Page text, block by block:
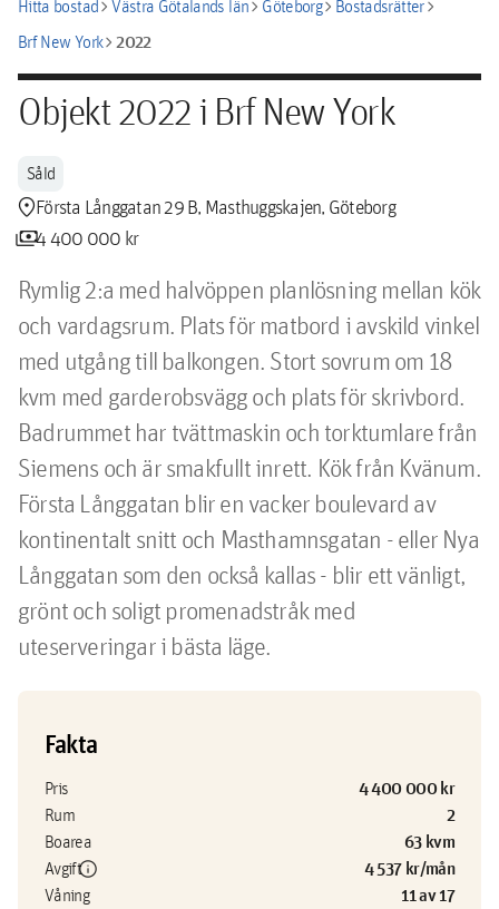
Hitta bostadchevron_rightVästra Götalands länchevron_rightGöteborgchevron_rightBostadsrätterchevron_right
Brf New Yorkchevron_right2022
Objekt 2022 i Brf New York
Såld
location_pinFörsta Långgatan 29 B, Masthuggskajen, Göteborg
payments4 400 000 kr
Rymlig 2:a med halvöppen planlösning mellan kök
och vardagsrum. Plats för matbord i avskild vinkel
med utgång till balkongen. Stort sovrum om 18
kvm med garderobsvägg och plats för skrivbord.
Badrummet har tvättmaskin och torktumlare från
Siemens och är smakfullt inrett. Kök från Kvänum.
Första Långgatan blir en vacker boulevard av
kontinentalt snitt och Masthamnsgatan - eller Nya
Långgatan som den också kallas - blir ett vänligt,
grönt och soligt promenadstråk med
uteserveringar i bästa läge.
Fakta
Pris 4 400 000 kr
Rum 2
Boarea 63 kvm
Avgiftinfo 4 537 kr/mån
Våning 11 av 17